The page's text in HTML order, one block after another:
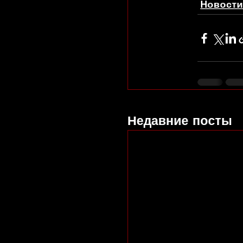
Новости
Недавние посты